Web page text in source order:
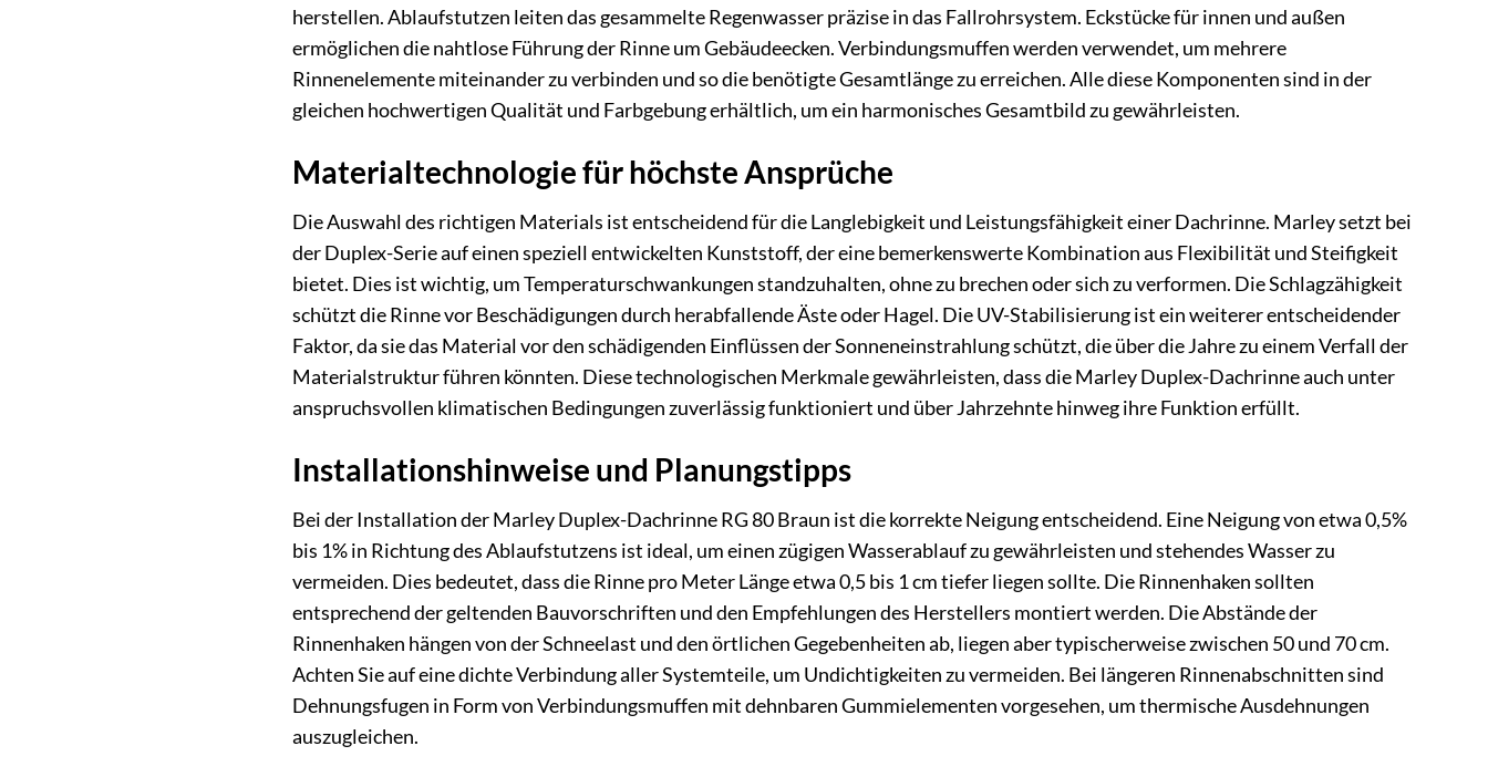
herstellen. Ablaufstutzen leiten das gesammelte Regenwasser präzise in das Fallrohrsystem. Eckstücke für innen und außen
ermöglichen die nahtlose Führung der Rinne um Gebäudeecken. Verbindungsmuffen werden verwendet, um mehrere
Rinnenelemente miteinander zu verbinden und so die benötigte Gesamtlänge zu erreichen. Alle diese Komponenten sind in der
gleichen hochwertigen Qualität und Farbgebung erhältlich, um ein harmonisches Gesamtbild zu gewährleisten.
Materialtechnologie für höchste Ansprüche
Die Auswahl des richtigen Materials ist entscheidend für die Langlebigkeit und Leistungsfähigkeit einer Dachrinne. Marley setzt bei
der Duplex-Serie auf einen speziell entwickelten Kunststoff, der eine bemerkenswerte Kombination aus Flexibilität und Steifigkeit
bietet. Dies ist wichtig, um Temperaturschwankungen standzuhalten, ohne zu brechen oder sich zu verformen. Die Schlagzähigkeit
schützt die Rinne vor Beschädigungen durch herabfallende Äste oder Hagel. Die UV-Stabilisierung ist ein weiterer entscheidender
Faktor, da sie das Material vor den schädigenden Einflüssen der Sonneneinstrahlung schützt, die über die Jahre zu einem Verfall der
Materialstruktur führen könnten. Diese technologischen Merkmale gewährleisten, dass die Marley Duplex-Dachrinne auch unter
anspruchsvollen klimatischen Bedingungen zuverlässig funktioniert und über Jahrzehnte hinweg ihre Funktion erfüllt.
Installationshinweise und Planungstipps
Bei der Installation der Marley Duplex-Dachrinne RG 80 Braun ist die korrekte Neigung entscheidend. Eine Neigung von etwa 0,5%
bis 1% in Richtung des Ablaufstutzens ist ideal, um einen zügigen Wasserablauf zu gewährleisten und stehendes Wasser zu
vermeiden. Dies bedeutet, dass die Rinne pro Meter Länge etwa 0,5 bis 1 cm tiefer liegen sollte. Die Rinnenhaken sollten
entsprechend der geltenden Bauvorschriften und den Empfehlungen des Herstellers montiert werden. Die Abstände der
Rinnenhaken hängen von der Schneelast und den örtlichen Gegebenheiten ab, liegen aber typischerweise zwischen 50 und 70 cm.
Achten Sie auf eine dichte Verbindung aller Systemteile, um Undichtigkeiten zu vermeiden. Bei längeren Rinnenabschnitten sind
Dehnungsfugen in Form von Verbindungsmuffen mit dehnbaren Gummielementen vorgesehen, um thermische Ausdehnungen
auszugleichen.